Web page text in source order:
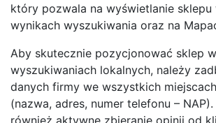
który pozwala na wyświetlanie sklepu
wynikach wyszukiwania oraz na
Aby skutecznie pozycjonować sklep w
wyszukiwaniach lokalnych, należy
danych firmy we wszystkich
(nazwa, adres, numer telefonu –
również aktywne zbieranie opinii od